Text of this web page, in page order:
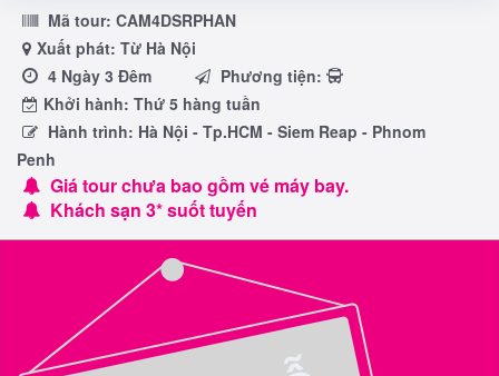
Mã tour: CAM4DSRPHAN
Xuất phát: Từ Hà Nội
4 Ngày 3 Đêm
Phương tiện:
Khởi hành: Thứ 5 hàng tuần
Hành trình: Hà Nội - Tp.HCM - Siem Reap - Phnom
Penh
Giá tour chưa bao gồm vé máy bay.
Khách sạn 3* suốt tuyến